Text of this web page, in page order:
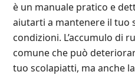
è un manuale pratico e
aiutarti a mantenere il tuo
condizioni. L’accumulo di
comune che può
tuo scolapiatti, ma anche